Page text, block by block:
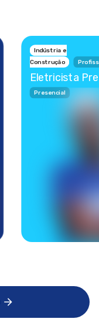
Indústria e
Construção
Eletricista
Presencial